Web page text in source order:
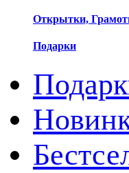
Открытки,
Подарки